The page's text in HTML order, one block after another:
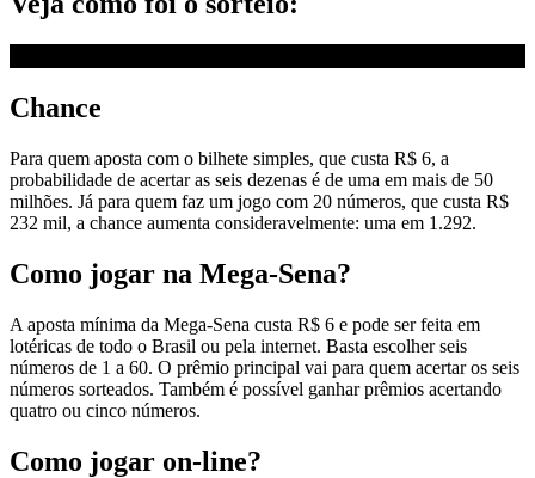
Chance
Para quem aposta com o bilhete simples, que custa R$ 6, a
probabilidade de acertar as seis dezenas é de uma em mais de 50
milhões. Já para quem faz um jogo com 20 números, que custa R$
232 mil, a chance aumenta consideravelmente: uma em 1.292.
Como jogar na Mega-Sena?
A aposta mínima da Mega-Sena custa R$ 6 e pode ser feita em
lotéricas de todo o Brasil ou pela internet. Basta escolher seis
números de 1 a 60. O prêmio principal vai para quem acertar os seis
números sorteados. Também é possível ganhar prêmios acertando
quatro ou cinco números.
Como jogar on-line?